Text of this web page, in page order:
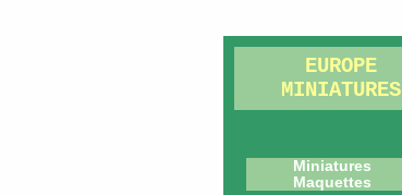
EUROPE
MINIATURES
Miniatures
Maquettes